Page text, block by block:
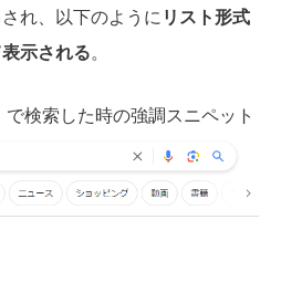
れ、以下のように リスト形式
示される。
検索した時の強調スニペット